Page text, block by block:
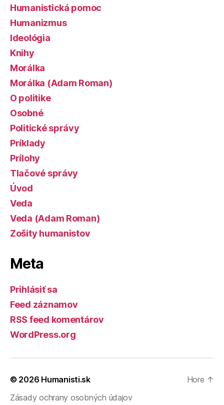
Humanistická pomoc
Humanizmus
Ideológia
Knihy
Morálka
Morálka (Adam Roman)
O politike
Osobné
Politické správy
Príklady
Prílohy
Tlačové správy
Úvod
Veda
Veda (Adam Roman)
Zošity humanistov
Meta
Prihlásiť sa
Feed záznamov
RSS feed komentárov
WordPress.org
© 2026 Humanisti.sk
Zásady ochrany osobných údajov
Hore ↑